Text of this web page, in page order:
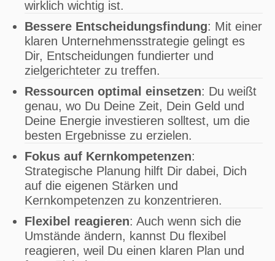
wirklich wichtig ist.
Bessere Entscheidungsfindung: Mit einer
klaren Unternehmensstrategie gelingt es
Dir, Entscheidungen fundierter und
zielgerichteter zu treffen.
Ressourcen optimal einsetzen: Du weißt
genau, wo Du Deine Zeit, Dein Geld und
Deine Energie investieren solltest, um die
besten Ergebnisse zu erzielen.
Fokus auf Kernkompetenzen:
Strategische Planung hilft Dir dabei, Dich
auf die eigenen Stärken und
Kernkompetenzen zu konzentrieren.
Flexibel reagieren: Auch wenn sich die
Umstände ändern, kannst Du flexibel
reagieren, weil Du einen klaren Plan und